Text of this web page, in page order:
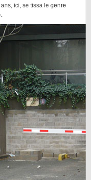
ici, se tissa le genre